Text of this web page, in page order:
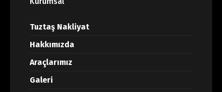
Tuztaş Nakliyat
Hakkımızda
Araçlarımız
Galeri